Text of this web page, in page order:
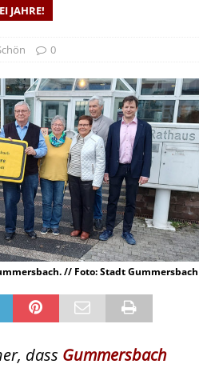
JAHRE!
0
// Foto: Stadt Gummersbach
dass Gummersbach